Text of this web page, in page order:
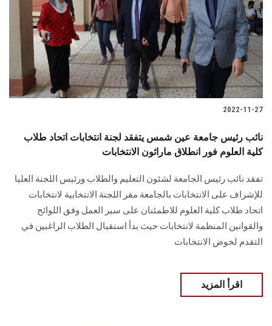
الطلاب
هيئة التدريس
الدراسات العليا
الزائـرون
سجل الان
2022-11-27
نائب رئيس جامعة عين شمس يتفقد لجنة انتخابات اتحاد طلاب
كلية العلوم فور انطلاق ماراثون الانتخابات
تفقد نائب رئيس الجامعة لشئون التعليم والطلاب ورئيس اللجنة العليا
للإشراف على الانتخابات بالجامعة مقر اللجنة الانتخابية لانتخابات
اتحاد طلاب كلية العلوم للاطمئنان على سير العمل وفق اللوائح
والقوانين المنظمة لانتخابات حيث بدأ استقبال الطلاب الراغبين في
التقدم لخوض الانتخابات
اقرأ المزيد